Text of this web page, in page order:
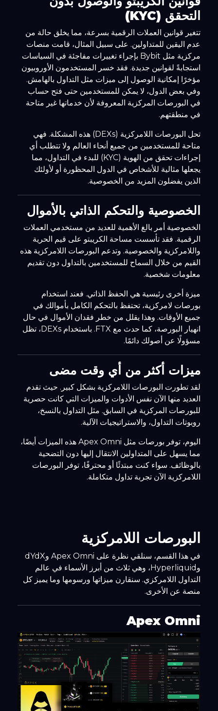
التحقق (KYC)
تتغير قوانين العملات الرقمية بسرعة، مما يخلق حالة من
عدم اليقين للمتداولين. على سبيل المثال، قامت منصات
مركزية مثل Bybit بإجراء تغييرات مفاجئة في السياسات
استجابةً لقوانين جديدة. فقد خسر المستخدمون الأوروبيون
مؤخرًا إمكانية الوصول إلى ميزات مثل التداول بالهامش.
وفي بعض الدول، لا يمكن للمستخدمين حتى فتح حساب
في البورصات المركزية المعروفة لأن خدماتها غير متاحة
في منطقتهم.
تحل البورصات اللامركزية (DEXs) هذه المشكلة. فهي
متاحة للمستخدمين من جميع أنحاء العالم ولا تتطلب أي
إجراءات تحقق من الهوية (KYC) للبدء في التداول، مما
يجعلها مثالية للأشخاص في الدول المحظورة أو لأولئك
الذين يفضلون المزيد من الخصوصية.
الخصوصية والتحكم الذاتي بالأموال
الخصوصية أمر بالغ الأهمية للعديد من مستخدمي العملات
الرقمية. فقد تأسست مساحة الكريبتو على قيم الحرية
واللامركزية والخصوصية. وتدعم البورصات اللامركزية هذه
القيم من خلال السماح للمستخدمين بالتداول دون تقديم
معلومات شخصية.
ميزة أخرى رئيسية هي الحفظ الذاتي. فعند استخدام
بورصات لامركزية، تحتفظ بالتحكم الكامل بأموالك في
جميع الأوقات. وهذا يقلل من خطر فقدان الأموال في حال
انهيار البورصة، كما حدث مع FTX. باستخدام DEXs، تظل
مسؤولًا عن أصولك دائمًا.
ميزات أكثر من أي وقت مضى
لقد تطورت البورصات اللامركزية بشكل كبير. حيث تقدم
العديد منها الآن نفس الأدوات والميزات التي كانت حصرية
للبورصات المركزية في السابق. مثل التداول بالنسخ،
روبوتات التداول، والاستراتيجيات الآلية.
اليوم، توفر بورصات مثل Apex Omni هذه الميزات أيضًا،
مما يسهل على المتداولين الانتقال إليها دون التضحية
بالوظائف. سواء كنت مبتدئًا أو محترفًا، توفر البورصات
اللامركزية الآن تجربة تداول متكاملة.
البورصات اللامركزية
في هذا القسم، سنلقي نظرة على Apex Omni وdYdX
وHyperliquid، وهي ثلاث من أبرز الأسماء في عالم
التداول اللامركزي. سنقارن ميزاتها ورسومها وما يميز كل
منصة عن الأخرى.
Apex Omni